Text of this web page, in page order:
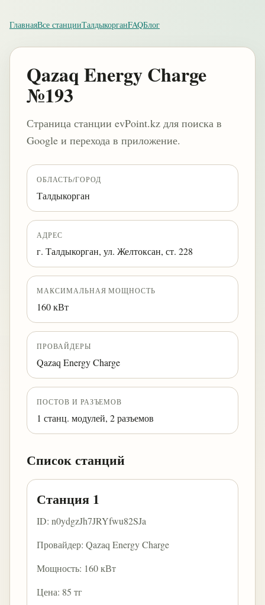
ГлавнаяВсе станцииТалдыкорганFAQБлог
Qazaq Energy Charge
№193
Страница станции evPoint.kz для поиска в
Google и перехода в приложение.
ОБЛАСТЬ/ГОРОД
Талдыкорган
АДРЕС
г. Талдыкорган, ул. Желтоксан, ст. 228
МАКСИМАЛЬНАЯ МОЩНОСТЬ
160 кВт
ПРОВАЙДЕРЫ
Qazaq Energy Charge
ПОСТОВ И РАЗЪЕМОВ
1 станц. модулей, 2 разъемов
Список станций
Станция 1
ID: n0ydgzJh7JRYfwu82SJa
Провайдер: Qazaq Energy Charge
Мощность: 160 кВт
Цена: 85 тг